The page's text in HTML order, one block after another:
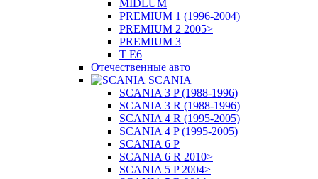
MIDLUM
PREMIUM 1 (1996-2004)
PREMIUM 2 2005>
PREMIUM 3
T E6
Отечественные авто
SCANIA
SCANIA 3 P (1988-1996)
SCANIA 3 R (1988-1996)
SCANIA 4 R (1995-2005)
SCANIA 4 P (1995-2005)
SCANIA 6 P
SCANIA 6 R 2010>
SCANIA 5 P 2004>